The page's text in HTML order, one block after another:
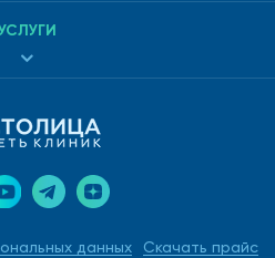
данных
Скачать прайс